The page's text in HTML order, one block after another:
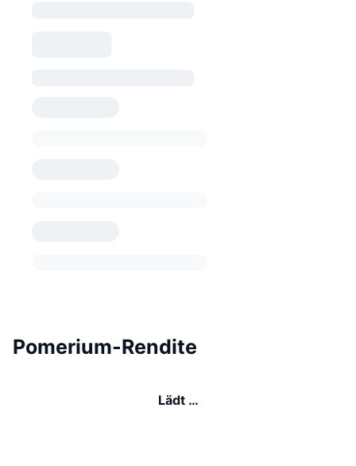
Pomerium-Rendite
Lädt …